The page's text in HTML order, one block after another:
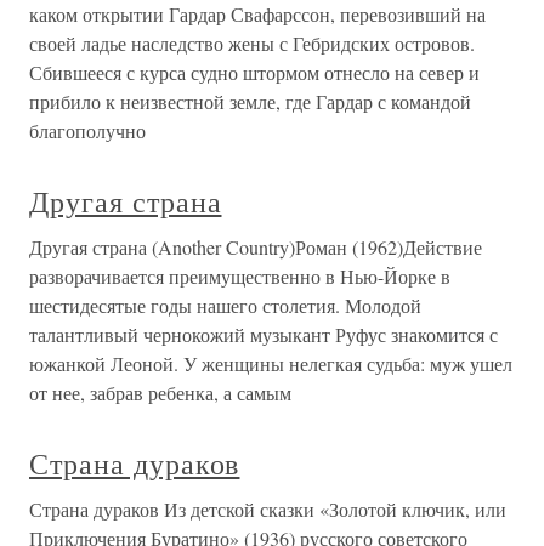
каком открытии Гардар Свафарссон, перевозивший на
своей ладье наследство жены с Гебридских островов.
Сбившееся с курса судно штормом отнесло на север и
прибило к неизвестной земле, где Гардар с командой
благополучно
Другая страна
Другая страна (Another Country)Роман (1962)Действие
разворачивается преимущественно в Нью-Йорке в
шестидесятые годы нашего столетия. Молодой
талантливый чернокожий музыкант Руфус знакомится с
южанкой Леоной. У женщины нелегкая судьба: муж ушел
от нее, забрав ребенка, а самым
Страна дураков
Страна дураков Из детской сказки «Золотой ключик, или
Приключения Буратино» (1936) русского советского